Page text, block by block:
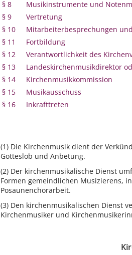
§ 8
Musikinstrumente und
§ 9
Vertretung
§ 10
Mitarbeiterbesprechungen
§ 11
Fortbildung
§ 12
Verantwortlichkeit des
§ 13
Landeskirchenmusikdirektor
§ 14
Kirchenmusikkommission
§ 15
Musikausschuss
§ 16
Inkrafttreten
(1) Die Kirchenmusik dient der
Gotteslob und Anbetung.
(2) Der kirchenmusikalische Dienst
Formen gemeindlichen Musizierens,
Posaunenchorarbeit.
(3) Den kirchenmusikalischen Dienst
Kirchenmusiker und